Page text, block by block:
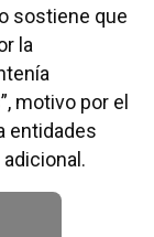
sostiene que
la
motivo por el
entidades